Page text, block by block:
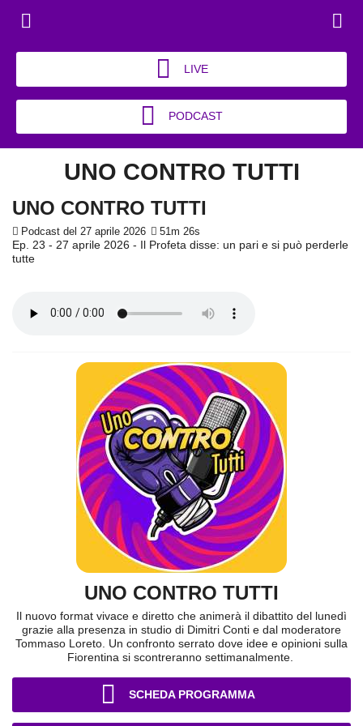
LIVE
PODCAST
UNO CONTRO TUTTI
UNO CONTRO TUTTI
Podcast del 27 aprile 2026 51m 26s
Ep. 23 - 27 aprile 2026 - Il Profeta disse: un pari e si può perderle
tutte
UNO CONTRO TUTTI
Il nuovo format vivace e diretto che animerà il dibattito del lunedì
grazie alla presenza in studio di Dimitri Conti e dal moderatore
Tommaso Loreto. Un confronto serrato dove idee e opinioni sulla
Fiorentina si scontreranno settimanalmente.
SCHEDA PROGRAMMA